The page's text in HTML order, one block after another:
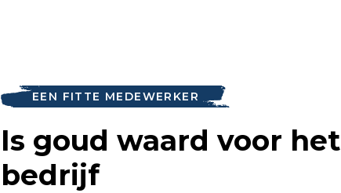
EEN FITTE MEDEWERKER
Is goud waard voor het
bedrijf